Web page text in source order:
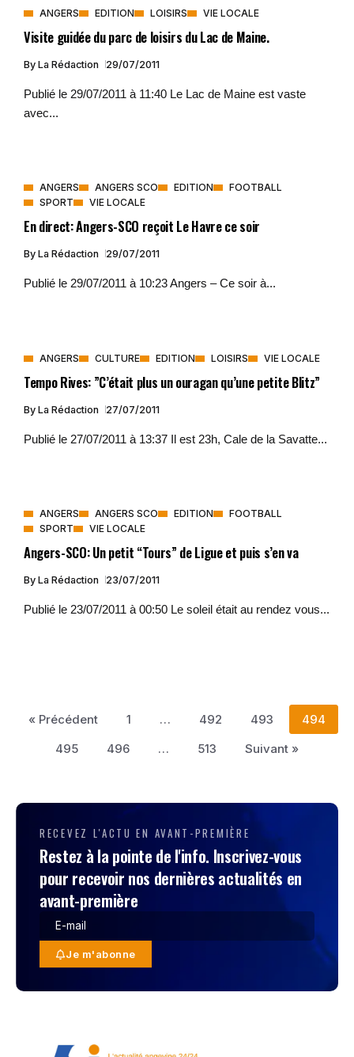
ANGERS EDITION LOISIRS VIE LOCALE
Visite guidée du parc de loisirs du Lac de Maine.
By La Rédaction 29/07/2011
Publié le 29/07/2011 à 11:40 Le Lac de Maine est vaste
avec...
ANGERS ANGERS SCO EDITION
FOOTBALL
SPORT
VIE LOCALE
En direct: Angers-SCO reçoit Le Havre ce soir
By La Rédaction 29/07/2011
Publié le 29/07/2011 à 10:23 Angers – Ce soir à...
ANGERS CULTURE EDITION LOISIRS VIE LOCALE
Tempo Rives: ”C’était plus un ouragan qu’une petite Blitz”
By La Rédaction 27/07/2011
Publié le 27/07/2011 à 13:37 Il est 23h, Cale de la Savatte...
ANGERS ANGERS SCO EDITION
FOOTBALL
SPORT
VIE LOCALE
Angers-SCO: Un petit “Tours” de Ligue et puis s’en va
By La Rédaction 23/07/2011
Publié le 23/07/2011 à 00:50 Le soleil était au rendez vous...
« Précédent 1 … 492 493
494
495
496 … 513 Suivant »
RECEVEZ L'ACTU EN AVANT-PREMIÈRE
Restez à la pointe de l'info. Inscrivez-vous
pour recevoir nos dernières actualités en
avant-première
Je m'abonne